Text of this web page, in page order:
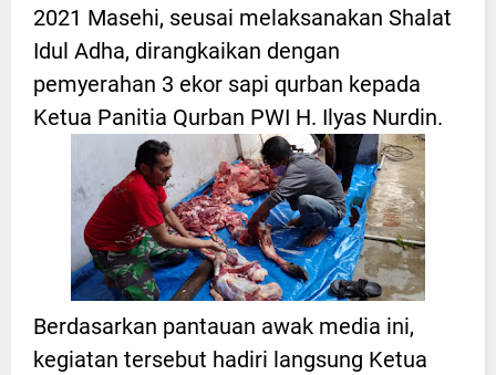
2021 Masehi, seusai melaksanakan Shalat
Idul Adha, dirangkaikan dengan
pemyerahan 3 ekor sapi qurban kepada
Ketua Panitia Qurban PWI H. Ilyas Nurdin.
Berdasarkan pantauan awak media ini,
kegiatan tersebut hadiri langsung Ketua